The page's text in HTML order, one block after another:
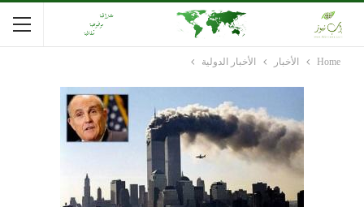
Home الأخبار الأخبار الدولية